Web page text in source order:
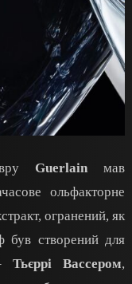
Guerlain мав
ольфакторне
огранений, як
був створений для
Тьєррі Вассером,